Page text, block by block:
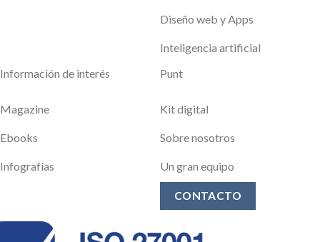
Diseño web y Apps
Inteligencia artificial
Información de interés
Magazine
Ebooks
Infografías
Punt
Kit digital
Sobre nosotros
Un gran equipo
CONTACTO